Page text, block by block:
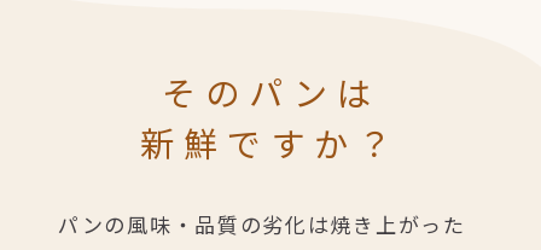
そのパンは
新鮮ですか？
パンの風味・品質の劣化は焼き上がった